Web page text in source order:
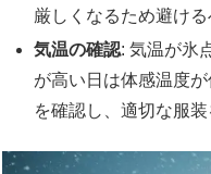
厳しくなるため避ける
気温の確認: 気温が氷
が高い日は体感温度
を確認し、適切な服